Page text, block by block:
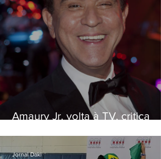
Amaury Jr. volta à TV, critica
viraram colunistas de si
Jornal Daki